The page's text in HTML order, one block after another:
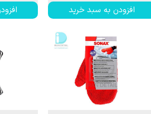
افزودن به سبد خرید